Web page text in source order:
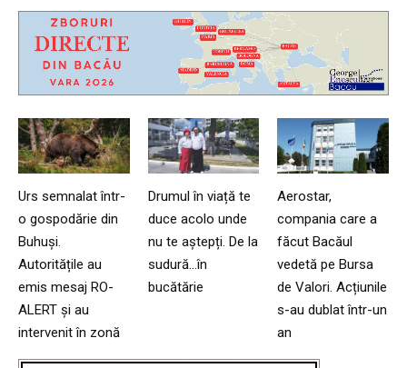
Urs semnalat într-
o gospodărie din
Buhuși.
Autoritățile au
emis mesaj RO-
ALERT și au
intervenit în zonă
Drumul în viață te
duce acolo unde
nu te aștepți. De la
sudură…în
bucătărie
Aerostar,
compania care a
făcut Bacăul
vedetă pe Bursa
de Valori. Acțiunile
s-au dublat într-un
an